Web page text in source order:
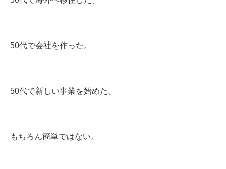
50代で会社を作った。
50代で新しい事業を始めた。
もちろん簡単ではない。